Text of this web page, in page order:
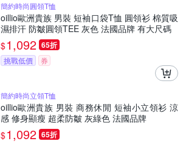
簡約時尚圓領T恤
oillio歐洲貴族 男裝 短袖口袋T恤 圓領衫 棉質吸
濕排汗 防皺圓領TEE 灰色 法國品牌 有大尺碼
$1,092 65折
挑戰低價 券
簡約時尚立領T恤
oillio歐洲貴族 男裝 商務休閒 短袖小立領衫 涼
感 修身顯瘦 超柔防皺 灰綠色 法國品牌
$1,092 65折